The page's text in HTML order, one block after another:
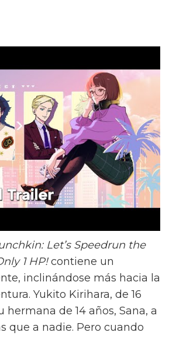
Let’s Speedrun the
1 HP!contiene un
inclinándose más hacia la
Yukito Kirihara, de 16
hermana de 14 años, Sana, a
que a nadie. Pero cuando